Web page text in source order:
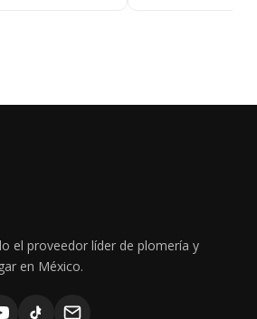
el proveedor líder de plomería y
en México.